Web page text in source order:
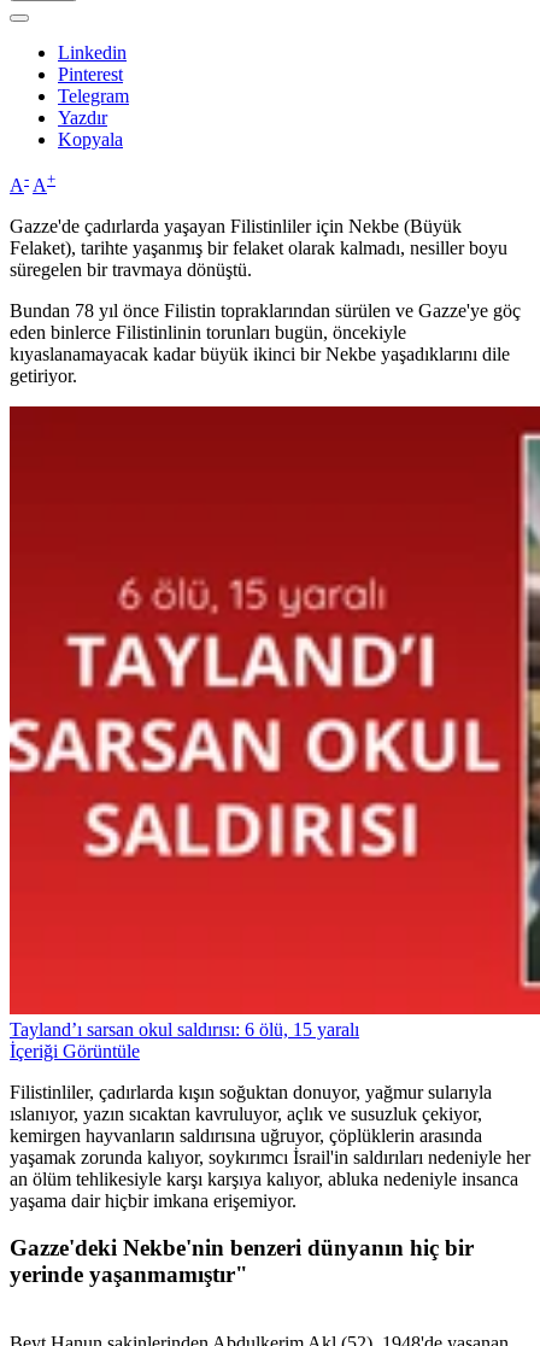
Linkedin
Pinterest
Telegram
Yazdır
Kopyala
A- A+
Gazze'de çadırlarda yaşayan Filistinliler için Nekbe (Büyük
Felaket), tarihte yaşanmış bir felaket olarak kalmadı, nesiller boyu
süregelen bir travmaya dönüştü.
Bundan 78 yıl önce Filistin topraklarından sürülen ve Gazze'ye göç
eden binlerce Filistinlinin torunları bugün, öncekiyle
kıyaslanamayacak kadar büyük ikinci bir Nekbe yaşadıklarını dile
getiriyor.
Tayland’ı sarsan okul saldırısı: 6 ölü, 15 yaralı
İçeriği Görüntüle
Filistinliler, çadırlarda kışın soğuktan donuyor, yağmur sularıyla
ıslanıyor, yazın sıcaktan kavruluyor, açlık ve susuzluk çekiyor,
kemirgen hayvanların saldırısına uğruyor, çöplüklerin arasında
yaşamak zorunda kalıyor, soykırımcı İsrail'in saldırıları nedeniyle her
an ölüm tehlikesiyle karşı karşıya kalıyor, abluka nedeniyle insanca
yaşama dair hiçbir imkana erişemiyor.
Gazze'deki Nekbe'nin benzeri dünyanın hiç bir
yerinde yaşanmamıştır"